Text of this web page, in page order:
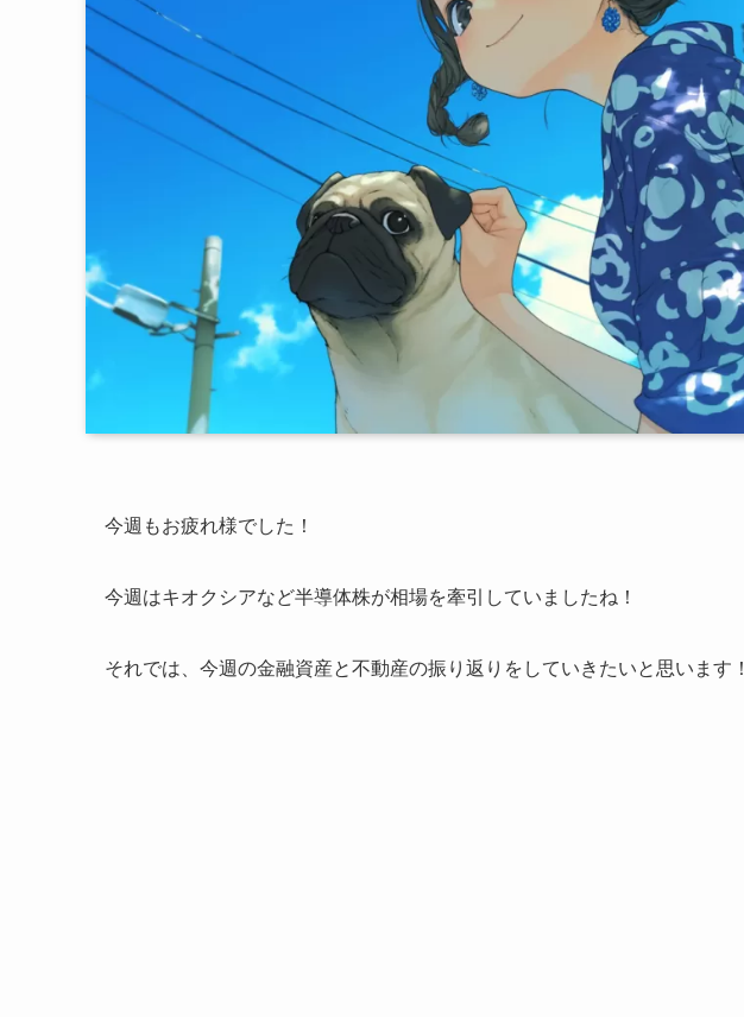
今週もお疲れ様でした！
今週はキオクシアなど半導体株が相場を牽引していましたね！
それでは、今週の金融資産と不動産の振り返りをしていきたいと思います！